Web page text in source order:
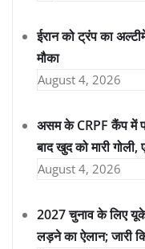
ईरान को ट्रंप का
मौका
August 4, 2026
असम के CRPF कैंप में
बाद खुद को मारी
August 4, 2026
2027 चुनाव के लिए
लड़ने का ऐलान; जारी